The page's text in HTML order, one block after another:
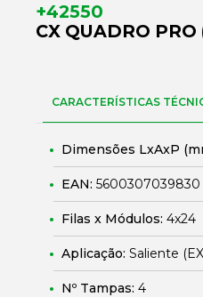
+42550
CX QUADRO
CARACTERÍSTICAS
Dimensões LxAxP
EAN: 5600307039830
Filas x Módulos: 4x24
Aplicação: Saliente
Nº Tampas: 4